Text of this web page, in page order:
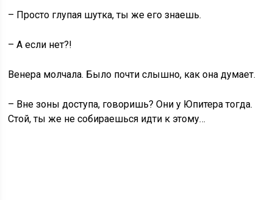
– Просто глупая шутка, ты же его знаешь.
– А если нет?!
Венера молчала. Было почти слышно, как она думает.
– Вне зоны доступа, говоришь? Они у Юпитера тогда.
Стой, ты же не собираешься идти к этому…